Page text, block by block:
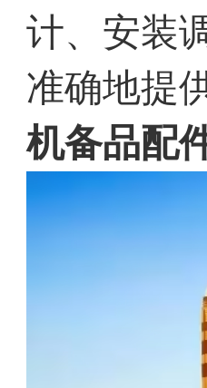
计、安装
准确地提
机备品配